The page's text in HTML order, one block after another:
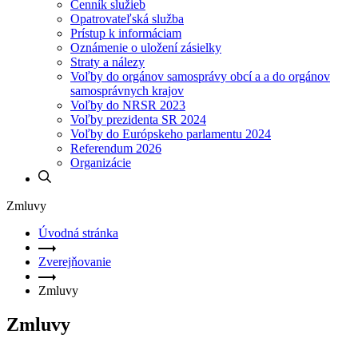
Cenník služieb
Opatrovateľská služba
Prístup k informáciam
Oznámenie o uložení zásielky
Straty a nálezy
Voľby do orgánov samosprávy obcí a a do orgánov
samosprávnych krajov
Voľby do NRSR 2023
Voľby prezidenta SR 2024
Voľby do Európskeho parlamentu 2024
Referendum 2026
Organizácie
Zmluvy
Úvodná stránka
Zverejňovanie
Zmluvy
Zmluvy